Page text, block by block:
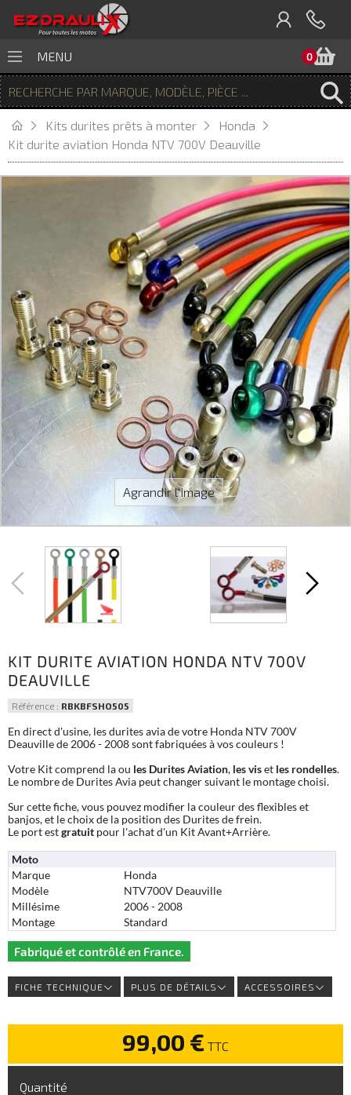
0
MENU
Kits durites prêts à monter
Honda
Kit durite aviation Honda NTV 700V Deauville
Agrandir l'image
KIT DURITE AVIATION HONDA NTV 700V
DEAUVILLE
Référence : RBKBFSHO505
En direct d'usine, les durites avia de votre Honda NTV 700V
Deauville de 2006 - 2008 sont fabriquées à vos couleurs !
Votre Kit comprend la ou les Durites Aviation, les viset les rondelles.
Le nombre de Durites Avia peut changer suivant le montage choisi.
Sur cette fiche, vous pouvez modifier la couleur des flexibles et
banjos, et le choix de la position des Durites de frein.
Le port estgratuit pour l'achat d'un Kit Avant+Arrière.
Moto
Marque
Honda
Modèle
NTV700V Deauville
Millésime
2006 - 2008
Montage
Standard
Fabriqué et contrôlé en France.
FICHE TECHNIQUE PLUS DE DÉTAILS ACCESSOIRES
99,00 € TTC
Quantité